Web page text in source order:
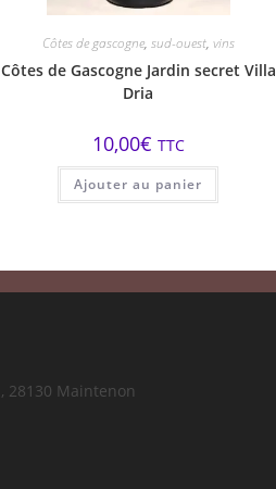
Côtes de gascogne, sud-ouest, vins
Côtes de Gascogne Jardin secret Villa
Dria
10,00€ TTC
Ajouter au panier
28130 Maintenon